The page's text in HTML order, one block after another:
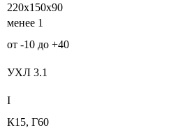
220х150х90
менее 1
от -10 до +40
УХЛ 3.1
I
К15, Г60